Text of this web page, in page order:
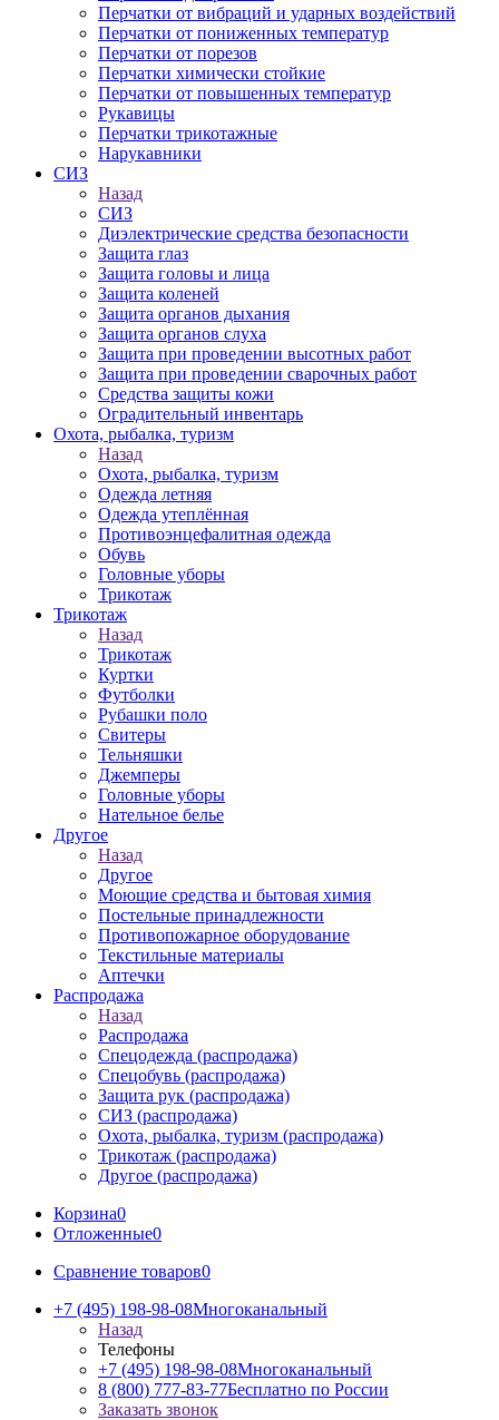
Перчатки от вибраций и ударных воздействий
Перчатки от пониженных температур
Перчатки от порезов
Перчатки химически стойкие
Перчатки от повышенных температур
Рукавицы
Перчатки трикотажные
Нарукавники
СИЗ
Назад
СИЗ
Диэлектрические средства безопасности
Защита глаз
Защита головы и лица
Защита коленей
Защита органов дыхания
Защита органов слуха
Защита при проведении высотных работ
Защита при проведении сварочных работ
Средства защиты кожи
Оградительный инвентарь
Охота, рыбалка, туризм
Назад
Охота, рыбалка, туризм
Одежда летняя
Одежда утеплённая
Противоэнцефалитная одежда
Обувь
Головные уборы
Трикотаж
Трикотаж
Назад
Трикотаж
Куртки
Футболки
Рубашки поло
Свитеры
Тельняшки
Джемперы
Головные уборы
Нательное белье
Другое
Назад
Другое
Моющие средства и бытовая химия
Постельные принадлежности
Противопожарное оборудование
Текстильные материалы
Аптечки
Распродажа
Назад
Распродажа
Спецодежда (распродажа)
Спецобувь (распродажа)
Защита рук (распродажа)
СИЗ (распродажа)
Охота, рыбалка, туризм (распродажа)
Трикотаж (распродажа)
Другое (распродажа)
Корзина0
Отложенные0
Сравнение товаров0
+7 (495) 198-98-08Многоканальный
Назад
Телефоны
+7 (495) 198-98-08Многоканальный
8 (800) 777-83-77Бесплатно по России
Заказать звонок